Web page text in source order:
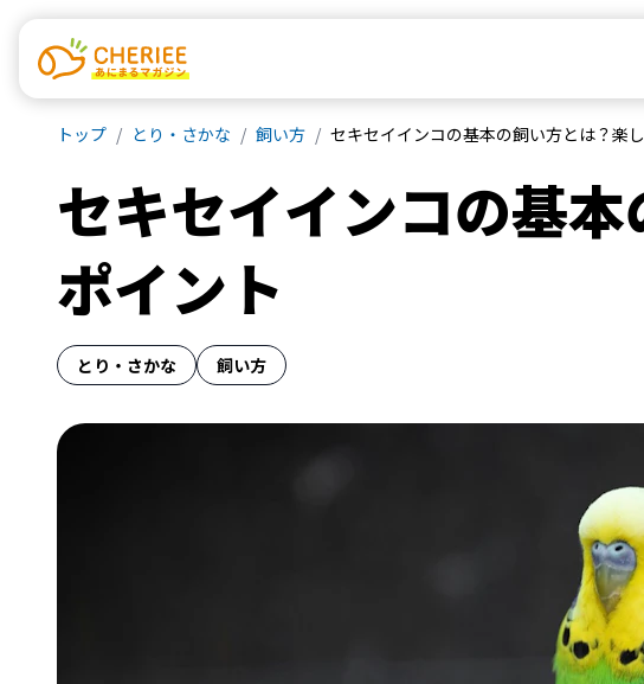
トップ とり・さかな 飼い方 セキセイインコの基本の飼い方とは？楽
セキセイインコの基
ポイント
とり・さかな 飼い方